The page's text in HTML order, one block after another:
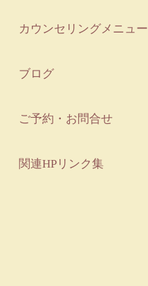
カウンセリングメニュー
ブログ
ご予約・お問合せ
関連HPリンク集